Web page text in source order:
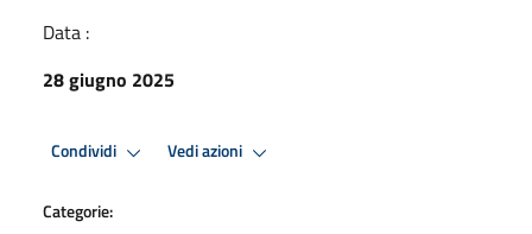
Data :
28 giugno 2025
Condividi Vedi azioni
Categorie: